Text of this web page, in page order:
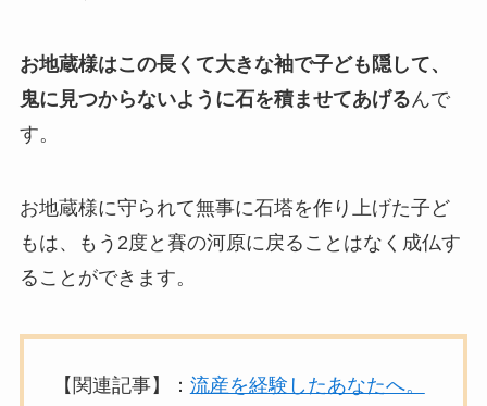
お地蔵様はこの長くて大きな袖で子ども隠して、
鬼に見つからないように石を積ませてあげるんで
す。
お地蔵様に守られて無事に石塔を作り上げた子ど
もは、もう2度と賽の河原に戻ることはなく成仏す
ることができます。
【関連記事】： 流産を経験したあなたへ。